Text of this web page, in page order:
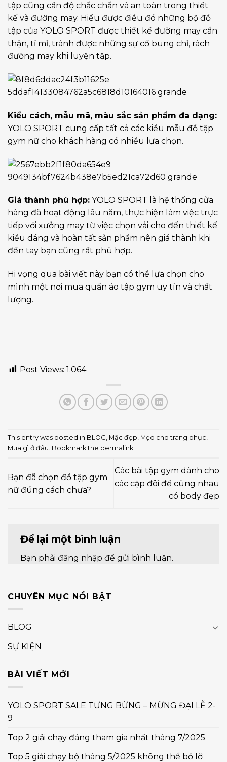
tập cũng cần độ chắc chắn và an toàn trong thiết
kế và đường may. Hiểu được điều đó những bộ đồ
tập của YOLO SPORT được thiết kế đường may cẩn
thận, tỉ mỉ, tránh được những sự cố bung chỉ, rách
đường may khi luyện tập.
Kiểu cách, mẫu mã, màu sắc sản phẩm đa dạng:
YOLO SPORT cung cấp tất cả các kiểu mẫu đồ tập
gym nữ cho khách hàng có nhiều lựa chọn.
Giá thành phù hợp: YOLO SPORT là hệ thống cửa
hàng đã hoạt động lâu năm, thực hiện làm việc trực
tiếp với xưởng may từ việc chọn vải cho đến thiết kế
kiểu dáng và hoàn tất sản phẩm nên giá thành khi
đến tay bạn cũng rất phù hợp.
Hi vọng qua bài viết này bạn có thể lựa chọn cho
mình một nơi mua quần áo tập gym uy tín và chất
lượng.
Post Views: 1.064
This entry was posted in BLOG, Mặc đẹp, Mẹo cho trang phục,
Mua gì ở đâu. Bookmark the permalink.
Bạn đã chọn đồ tập gym
nữ đúng cách chưa?
Các bài tập gym dành cho
các cặp đôi để cùng nhau
có body đẹp
Để lại một bình luận
Bạn phải đăng nhập để gửi bình luận.
CHUYÊN MỤC NỔI BẬT
BLOG
SỰ KIỆN
BÀI VIẾT MỚI
YOLO SPORT SALE TƯNG BỪNG – MỪNG ĐẠI LỄ 2-
9
Top 2 giải chạy đáng tham gia nhất tháng 7/2025
Top 5 giải chạy bộ tháng 5/2025 không thể bỏ lỡ